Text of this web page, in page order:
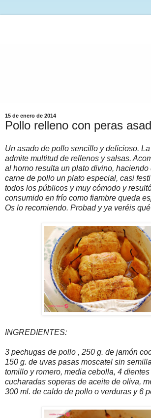
15 de enero de 2014
Pollo relleno con peras
Un asado de pollo sencillo y delicioso.
admite multitud de rellenos y salsas.
al horno resulta un plato divino, haciendo
carne de pollo un plato especial, casi
todos los públicos y muy cómodo y
consumido en frío como fiambre queda
Os lo recomiendo. Probad y ya veréis
INGREDIENTES:
3 pechugas de pollo , 250 g. de jamón
150 g. de uvas pasas moscatel sin
tomillo y romero, media cebolla, 4
cucharadas soperas de aceite de oliva,
300 ml. de caldo de pollo o verduras y 6